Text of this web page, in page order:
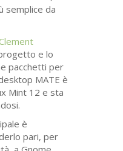
semplice da
e lo
pacchetti per
MATE è
Mint 12 e sta
è
pari, per